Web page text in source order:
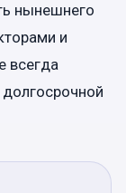
нынешнего
и
всегда